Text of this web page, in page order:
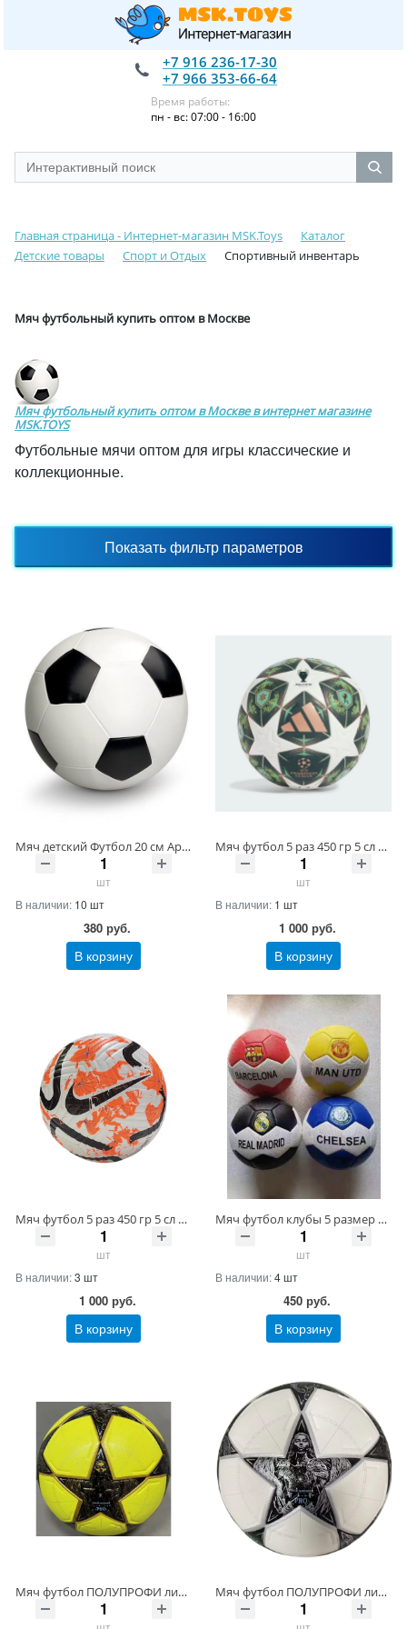
+7 916 236-17-30
+7 966 353-66-64
Время работы:
пн - вс: 07:00 - 16:00
Главная страница - Интернет-магазин MSK.Toys
Каталог
Детские товары
Спорт и Отдых Спортивный инвентарь
Мяч футбольный купить оптом в Москве
Мяч футбольный купить оптом в Москве в интернет магазине
MSK.TOYS
Футбольные мячи оптом для игры классические и
коллекционные.
Показать фильтр параметров
Мяч детский Футбол 20 см Артикул Р2-200 ШтрихКод 4607068608047
шт
В наличии: 10 шт
380 руб.
В корзину
Мяч футбол 5 раз 450 гр 5 сл Артикул CX-2018 ШтрихКод 4067891537745
шт
В наличии: 1 шт
1 000 руб.
В корзину
Мяч футбол 5 раз 450 гр 5 сл Артикул CX-2014 ШтрихКод 196606920740
шт
В наличии:3 шт
1 000 руб.
В корзину
Мяч футбол клубы 5 размер 3 слоя 380 гр Артикул CX-0032 ШтрихКод 2009975401698
шт
В наличии:4 шт
450 руб.
В корзину
Мяч футбол ПОЛУПРОФИ лига чемпионов 2025 5 раз 5 слоев 450 грамм Артикул 1110-9 ШтрихКод 4068811955335 Мяч футбол ПОЛУПРОФИ лига чемпионов 2025 5 раз 5 слоев 450 грамм Артикул 1110-8 ШтрихКод